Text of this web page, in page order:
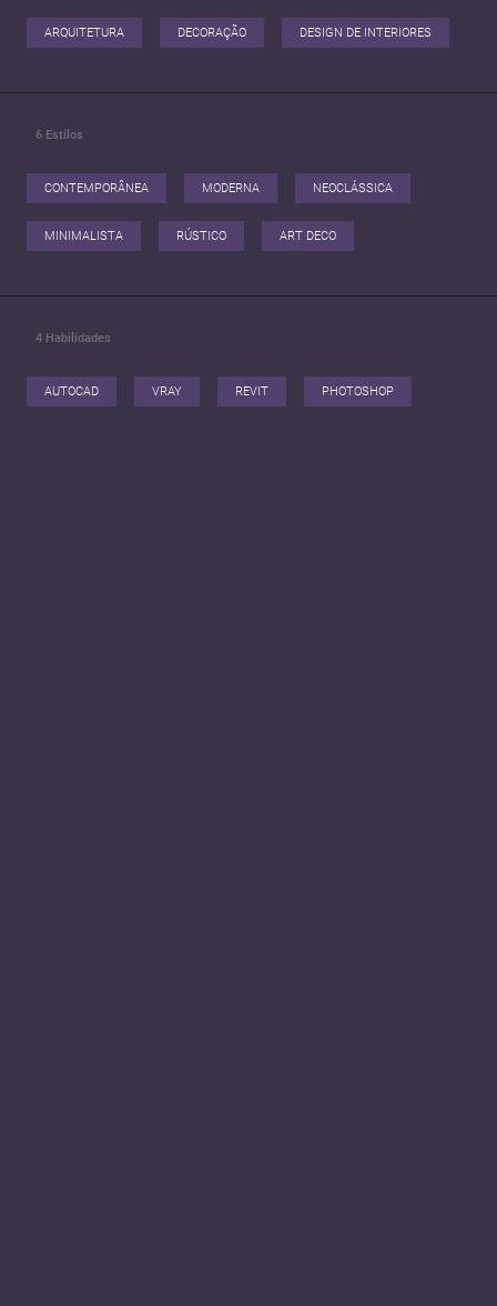
ARQUITETURA DECORAÇÃO DESIGN DE INTERIORES
6 Estilos
CONTEMPORÂNEA MODERNA NEOCLÁSSICA
MINIMALISTA RÚSTICO ART DECO
4 Habilidades
AUTOCAD VRAY REVIT PHOTOSHOP